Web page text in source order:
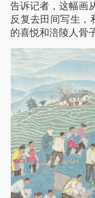
告诉记者，这幅画
反复去田间写生，
的喜悦和涪陵人骨